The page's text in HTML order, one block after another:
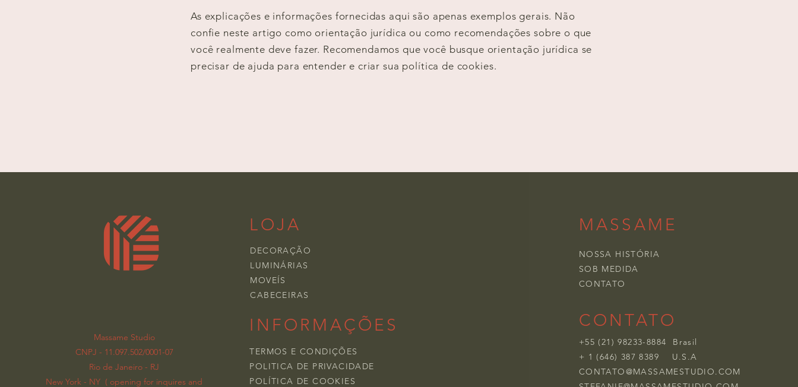
As explicações e informações fornecidas aqui são apenas exemplos gerais. Não
confie neste artigo como orientação jurídica ou como recomendações sobre o que
você realmente deve fazer. Recomendamos que você busque orientação jurídica se
precisar de ajuda para entender e criar sua política de cookies.
Massame Studio
CNPJ - 11.097.502/0001-07
Rio de Janeiro - RJ
New York - NY ( opening for inquires and
LOJA
DECORAÇÃO
LUMINÁRIAS
MOVEÍS
CABECEIRAS
INFORMAÇÕES
TERMOS E CONDIÇÕES
POLITICA DE PRIVACIDADE
POLÍTICA DE COOKIES
MASSAME
NOSSA HISTÓRIA
SOB MEDIDA
CONTATO
CONTATO
+55 (21) 98233-8884 Brasil
+ 1 (646) 387 8389 U.S.A
CONTATO@MASSAMESTUDIO.COM